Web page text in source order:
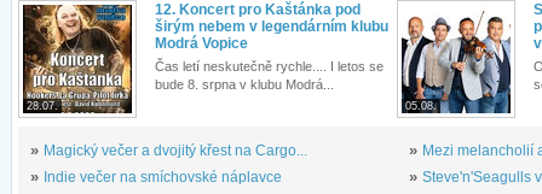
28.07.
12. Koncert pro Kaštánka pod
širým nebem v legendárním klubu
Modrá Vopice
Čas letí neskutečně rychle.... I letos se
bude 8. srpna v klubu Modrá...
» Magický večer a dvojitý křest na Cargo...
» Indie večer na smíchovské náplavce
05.08.
» Mezi melancholií
» Steve'n'Seagulls